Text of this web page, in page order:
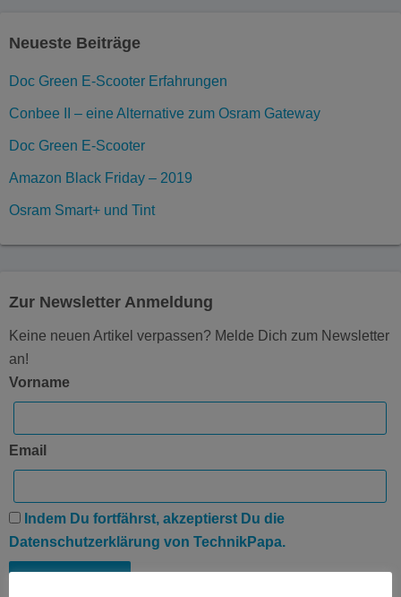
Neueste Beiträge
Doc Green E-Scooter Erfahrungen
Conbee II – eine Alternative zum Osram Gateway
Doc Green E-Scooter
Amazon Black Friday – 2019
Osram Smart+ und Tint
Zur Newsletter Anmeldung
Keine neuen Artikel verpassen? Melde Dich zum Newsletter
an!
Vorname
Email
Indem Du fortfährst, akzeptierst Du die
Datenschutzerklärung von TechnikPapa.